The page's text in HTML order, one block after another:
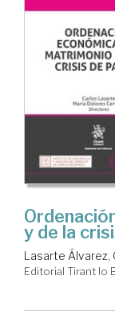
y de la
Lasarte Álvarez,
Editorial Tirant lo